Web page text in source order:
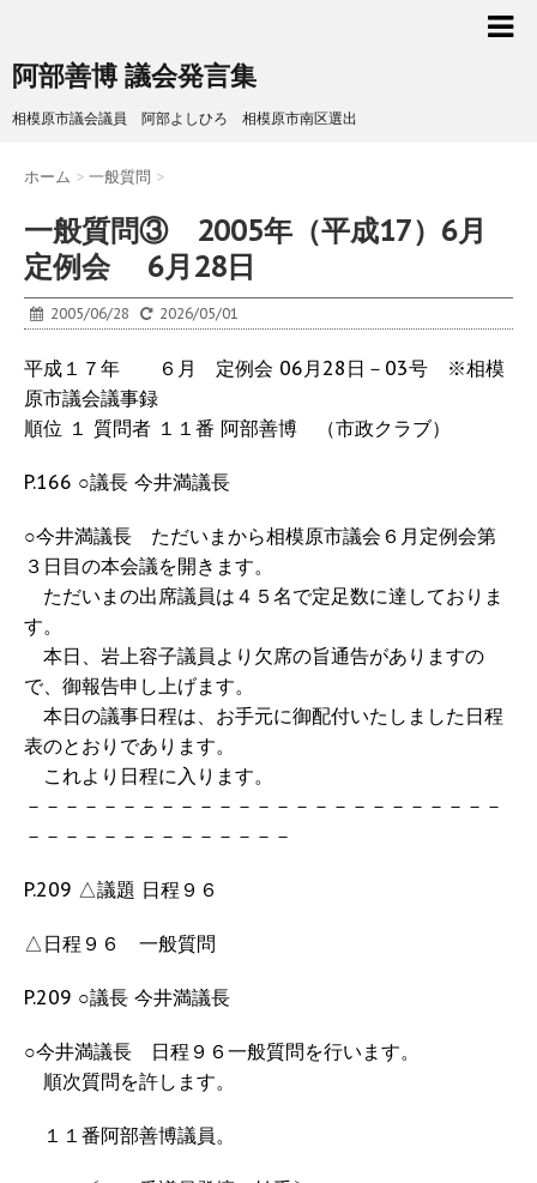
阿部善博 議会発言集
相模原市議会議員 阿部よしひろ 相模原市南区選出
ホーム > 一般質問 >
一般質問③ 2005年（平成17）6月
定例会 6月28日
2005/06/28 2026/05/01
平成１７年 ６月 定例会 06月28日－03号 ※相模
原市議会議事録
順位 １ 質問者 １１番 阿部善博 （市政クラブ）
P.166 ○議長 今井満議長
○今井満議長 ただいまから相模原市議会６月定例会第
３日目の本会議を開きます。
ただいまの出席議員は４５名で定足数に達しておりま
す。
本日、岩上容子議員より欠席の旨通告がありますの
で、御報告申し上げます。
本日の議事日程は、お手元に御配付いたしました日程
表のとおりであります。
これより日程に入ります。
－－－－－－－－－－－－－－－－－－－－－－－－－
－－－－－－－－－－－－－－
P.209 △議題 日程９６
△日程９６ 一般質問
P.209 ○議長 今井満議長
○今井満議長 日程９６一般質問を行います。
順次質問を許します。
１１番阿部善博議員。